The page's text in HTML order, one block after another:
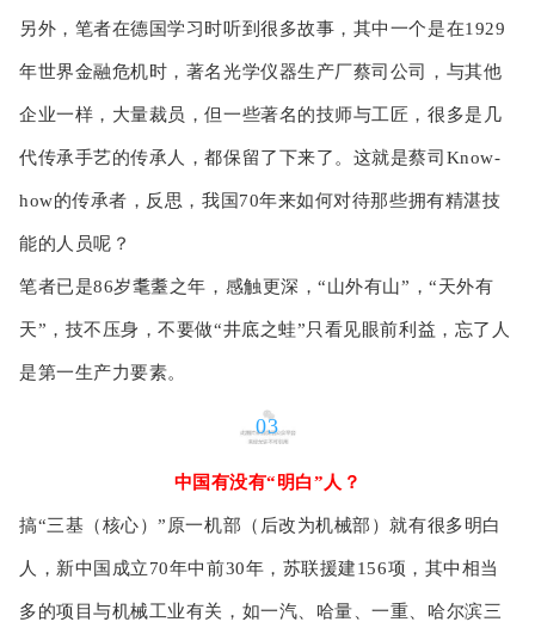
另外，笔者在德国学习时听到很多故事，其中一个是在1929
年世界金融危机时，著名光学仪器生产厂蔡司公司，与其他
企业一样，大量裁员，但一些著名的技师与工匠，很多是几
代传承手艺的传承人，都保留了下来了。这就是蔡司Know-
how的传承者，反思，我国70年来如何对待那些拥有精湛技
能的人员呢？
笔者已是86岁耄耋之年，感触更深，“山外有山”，“天外有
天”，技不压身，不要做“井底之蛙”只看见眼前利益，忘了人
是第一生产力要素。
03
中国有没有“明白”人？
搞“三基（核心）”原一机部（后改为机械部）就有很多明白
人，新中国成立70年中前30年，苏联援建156项，其中相当
多的项目与机械工业有关，如一汽、哈量、一重、哈尔滨三